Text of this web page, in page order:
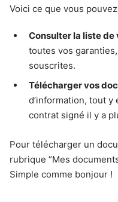
Voici ce que vous
Consulter la liste de
toutes vos
souscrites.
Télécharger vos
d’information, tout
contrat signé il y a
Pour télécharger un
rubrique “Mes
Simple comme bonjour !